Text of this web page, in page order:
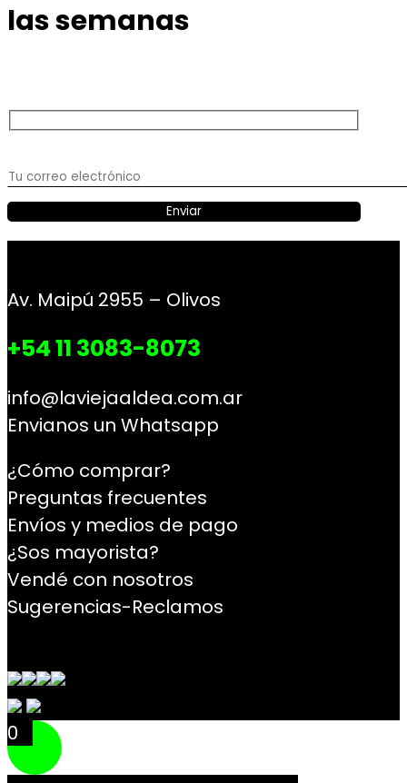
las semanas
Av. Maipú 2955 – Olivos
+54 11 3083-8073
info@laviejaaldea.com.ar
Envianos un Whatsapp
¿Cómo comprar?
Preguntas frecuentes
Envíos y medios de pago
¿Sos mayorista?
Vendé con nosotros
Sugerencias-Reclamos
0